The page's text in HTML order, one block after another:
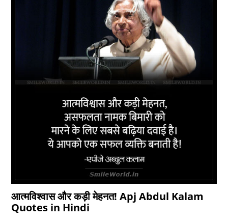
आत्मविश्वास और कड़ी मेहनत! Apj Abdul Kalam
Quotes in Hindi